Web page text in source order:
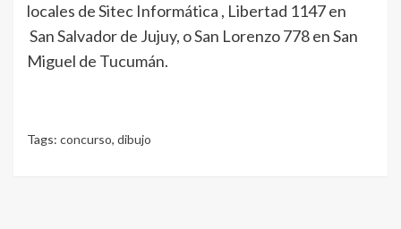
locales de Sitec Informática , Libertad 1147 en
San Salvador de Jujuy, o San Lorenzo 778 en San
Miguel de Tucumán.
Tags: concurso, dibujo